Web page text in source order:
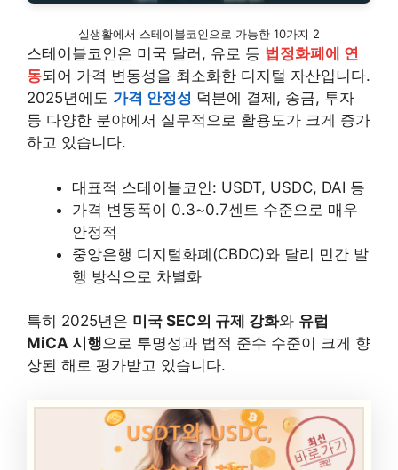
실생활에서 스테이블코인으로 가능한 10가지 2
스테이블코인은 미국 달러, 유로 등 법정화폐에 연
동되어 가격 변동성을 최소화한 디지털 자산입니다.
2025년에도 가격 안정성 덕분에 결제, 송금, 투자
등 다양한 분야에서 실무적으로 활용도가 크게 증가
하고 있습니다.
대표적 스테이블코인: USDT, USDC, DAI 등
가격 변동폭이 0.3~0.7센트 수준으로 매우
안정적
중앙은행 디지털화폐(CBDC)와 달리 민간 발
행 방식으로 차별화
특히 2025년은 미국 SEC의 규제 강화와 유럽
MiCA 시행으로 투명성과 법적 준수 수준이 크게 향
상된 해로 평가받고 있습니다.
최신
바로가기
코인